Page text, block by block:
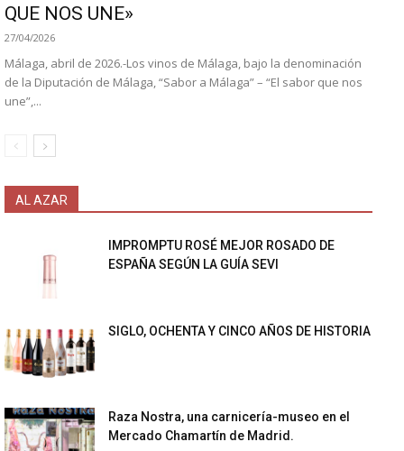
QUE NOS UNE»
27/04/2026
Málaga, abril de 2026.-Los vinos de Málaga, bajo la denominación
de la Diputación de Málaga, “Sabor a Málaga” – “El sabor que nos
une”,...
AL AZAR
IMPROMPTU ROSÉ MEJOR ROSADO DE
ESPAÑA SEGÚN LA GUÍA SEVI
SIGLO, OCHENTA Y CINCO AÑOS DE HISTORIA
Raza Nostra, una carnicería-museo en el
Mercado Chamartín de Madrid.